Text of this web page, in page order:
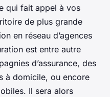
qui fait appel à vos
de plus grande
en réseau d’agences
est entre autre
d’assurance, des
à domicile, ou encore
Il sera alors